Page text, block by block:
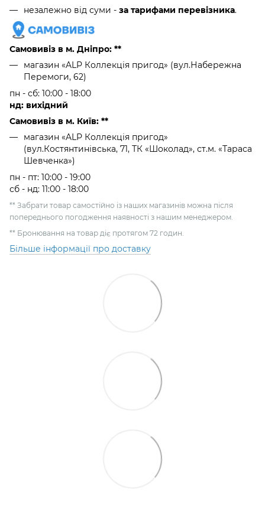
незалежно від суми - за тарифами перевізника.
Самовивіз в м. Дніпро: **
магазин «ALP Коллекція пригод» (вул.Набережна
Перемоги, 62)
пн - сб: 10:00 - 18:00
нд: вихідний
Самовивіз в м. Київ: **
магазин «ALP Коллекція пригод»
(вул.Костянтинівська, 71, ТК «Шоколад», ст.м. «Тараса
Шевченка»)
пн - пт: 10:00 - 19:00
сб - нд: 11:00 - 18:00
** Забрати товар самостійно із наших магазинів можна після
попереднього погодження наявності з нашим менеджером.
** Бронювання на товар діє протягом 72 годин.
Більше інформації про доставку